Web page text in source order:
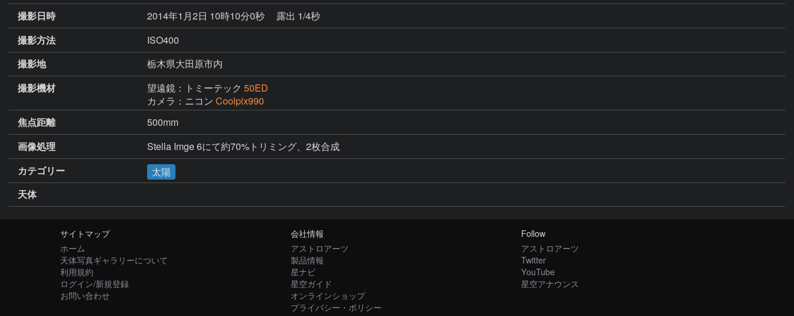
撮影日時
2014年1月2日 10時10分0秒
露出 1/4秒
撮影方法
ISO400
撮影地
栃木県大田原市内
撮影機材
望遠鏡：トミーテック 50ED
カメラ：ニコン Coolpix990
焦点距離
500mm
画像処理
Stella Imge 6にて約70%トリミング、2枚合成
カテゴリー
太陽
天体
サイトマップ
ホーム
天体写真ギャラリーについて
利用規約
ログイン/新規登録
お問い合わせ
会社情報
アストロアーツ
製品情報
星ナビ
星空ガイド
オンラインショップ
プライバシー・ポリシー
Follow
アストロアーツ
Twitter
YouTube
星空アナウンス